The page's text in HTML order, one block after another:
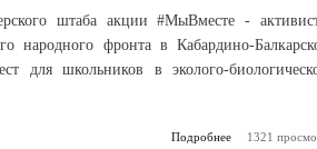
штаба акции #МыВместе -
народного фронта в Кабардино-
для школьников в эколого-
Подробнее
о
1321